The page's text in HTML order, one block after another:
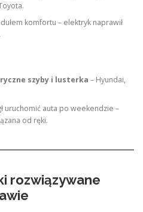
komfortu – elektryk naprawił
szyby i lusterka – Hyundai,
uruchomić auta po weekendzie –
od ręki.
rozwiązywane